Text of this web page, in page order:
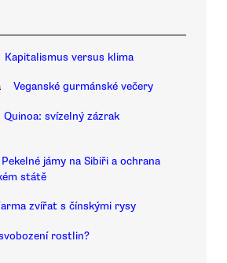
Kapitalismus versus klima
Veganské gurmánské večery
Quinoa: svízelný zázrak
Pekelné jámy na Sibiři a ochrana
státě
zvířat s čínskými rysy
rostlin?